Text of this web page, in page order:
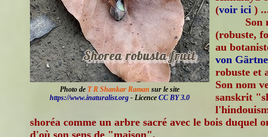
Photo de T R Shankar Raman sur le site
https://www.inaturalist.org - Licence CC BY 3.0
(voir ici )
Son
(robuste,
au
von
robuste et
Son nom
sanskrit
shoréa comme un arbre sacré avec le bois duquel
d'où son sens de "maison".